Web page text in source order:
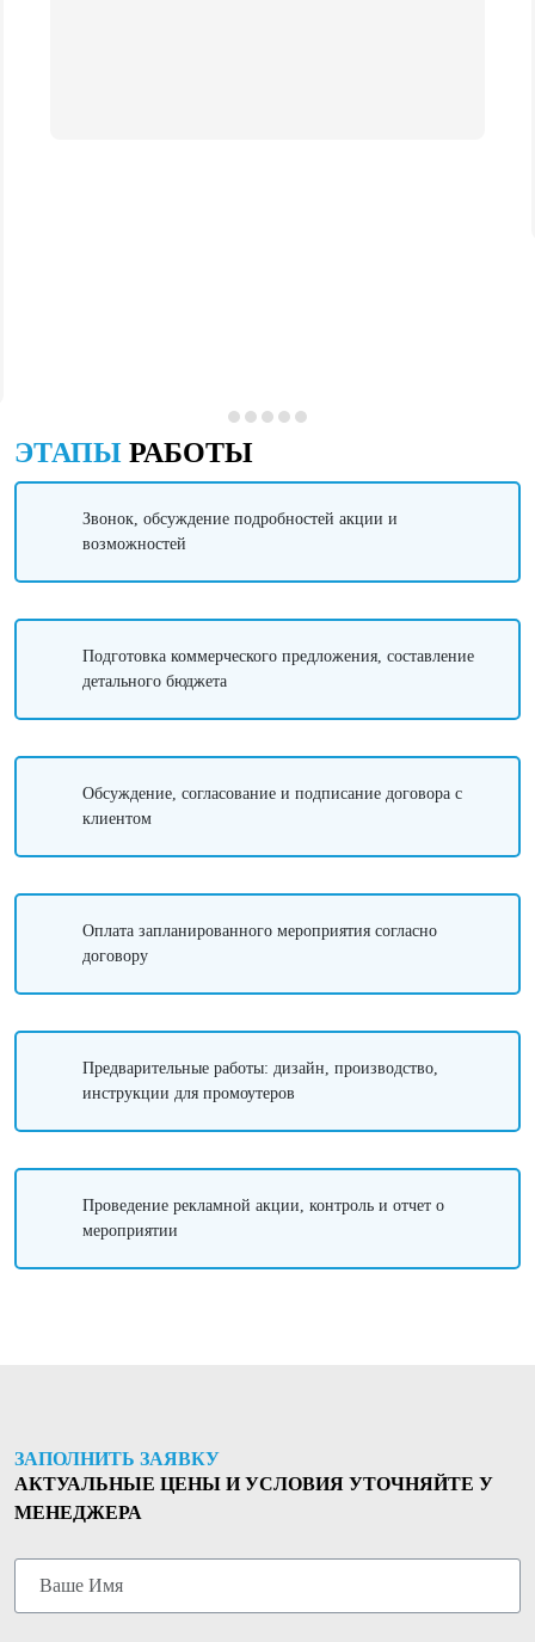
ЭТАПЫ РАБОТЫ
Звонок, обсуждение подробностей акции и
возможностей
Подготовка коммерческого предложения, составление
детального бюджета
Обсуждение, согласование и подписание договора с
клиентом
Оплата запланированного мероприятия согласно
договору
Предварительные работы: дизайн, производство,
инструкции для промоутеров
Проведение рекламной акции, контроль и отчет о
мероприятии
ЗАПОЛНИТЬ ЗАЯВКУ
АКТУАЛЬНЫЕ ЦЕНЫ И УСЛОВИЯ УТОЧНЯЙТЕ У
МЕНЕДЖЕРА